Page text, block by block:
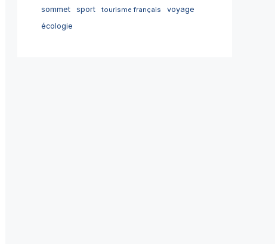
sommet
sport tourisme français
voyage
écologie